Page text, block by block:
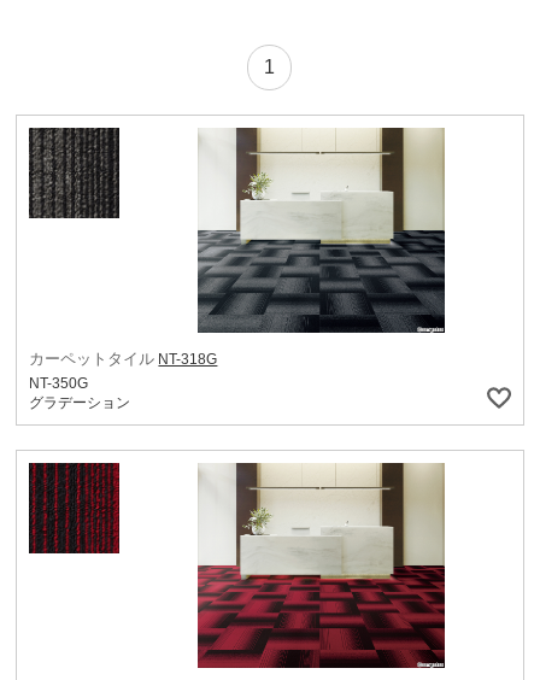
1
カーペットタイル NT-318G
NT-350G
グラデーション